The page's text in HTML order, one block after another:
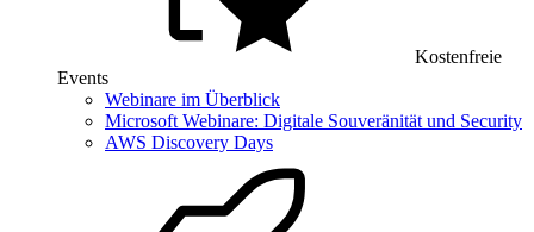
Kostenfreie
Events
Webinare im Überblick
Microsoft Webinare: Digitale Souveränität und Security
AWS Discovery Days